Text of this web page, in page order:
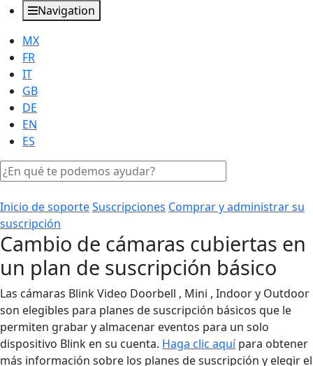
Navigation
MX
FR
IT
GB
DE
EN
ES
Inicio de soporteSuscripciones Comprar y administrar su
suscripción
Cambio de cámaras cubiertas en
un plan de suscripción básico
Las cámaras Blink Video Doorbell , Mini , Indoor y Outdoor
son elegibles para planes de suscripción básicos que le
permiten grabar y almacenar eventos para un solo
dispositivo Blink en su cuenta. Haga clic aquípara obtener
más información sobre los planes de suscripción y elegir el